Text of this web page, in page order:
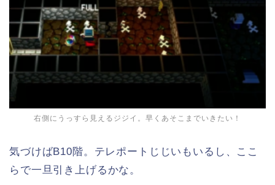
右側にうっすら見えるジジイ。早くあそこまでいきたい！
気づけばB10階。テレポートじじいもいるし、ここ
らで一旦引き上げるかな。